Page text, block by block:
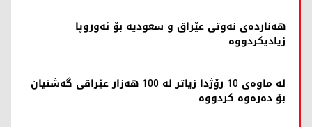
هەناردەی نەوتی عێراق و سعودیە بۆ ئەوروپا
زیادیکردووە
لە ماوەی 10 رۆژدا زیاتر لە 100 هەزار عێراقی گەشتیان
بۆ دەرەوە کردووە